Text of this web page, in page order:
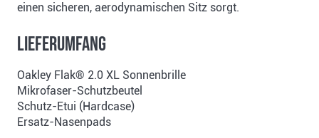
einen sicheren, aerodynamischen Sitz sorgt.
Lieferumfang
Oakley Flak® 2.0 XL Sonnenbrille
Mikrofaser-Schutzbeutel
Schutz-Etui (Hardcase)
Ersatz-Nasenpads